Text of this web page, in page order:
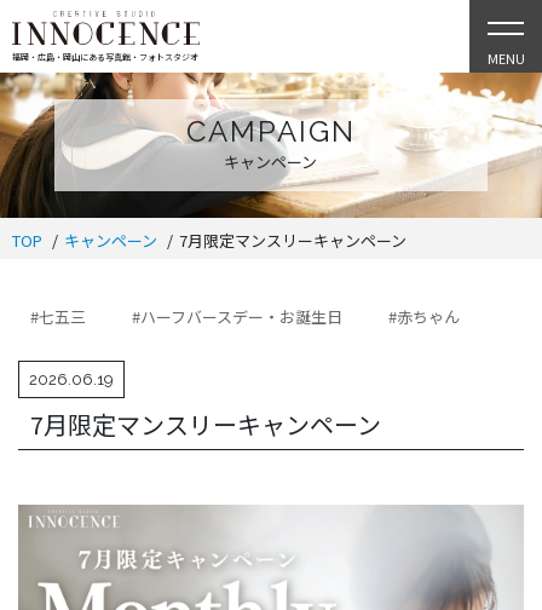
福岡・広島・岡山にある写真館・フォトスタジオ MENU
CAMPAIGN
キャンペーン
TOP キャンペーン 7月限定マンスリーキャンペーン
#七五三 #ハーフバースデー・お誕生日 #赤ちゃん
2026.06.19
7月限定マンスリーキャンペーン